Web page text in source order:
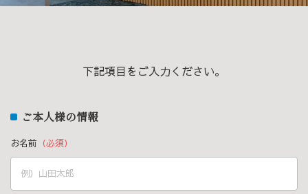
下記項目をご入力ください。
ご本人様の情報
お名前 （必須）